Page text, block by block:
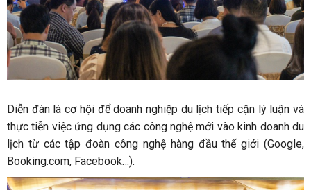
Diễn đàn là cơ hội để doanh nghiệp du lịch tiếp cận lý luận và
thực tiễn việc ứng dụng các công nghệ mới vào kinh doanh du
lịch từ các tập đoàn công nghệ hàng đầu thế giới (Google,
Booking.com, Facebook…).